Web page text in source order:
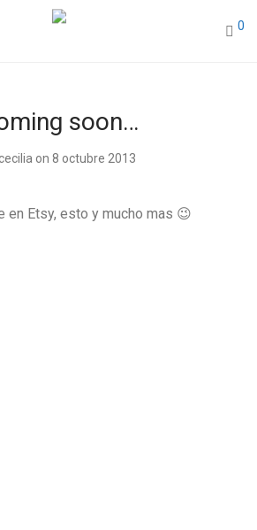
0
soon…
on 8 octubre 2013
en Etsy, esto y mucho mas 😉